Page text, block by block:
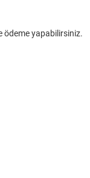
ödeme yapabilirsiniz.